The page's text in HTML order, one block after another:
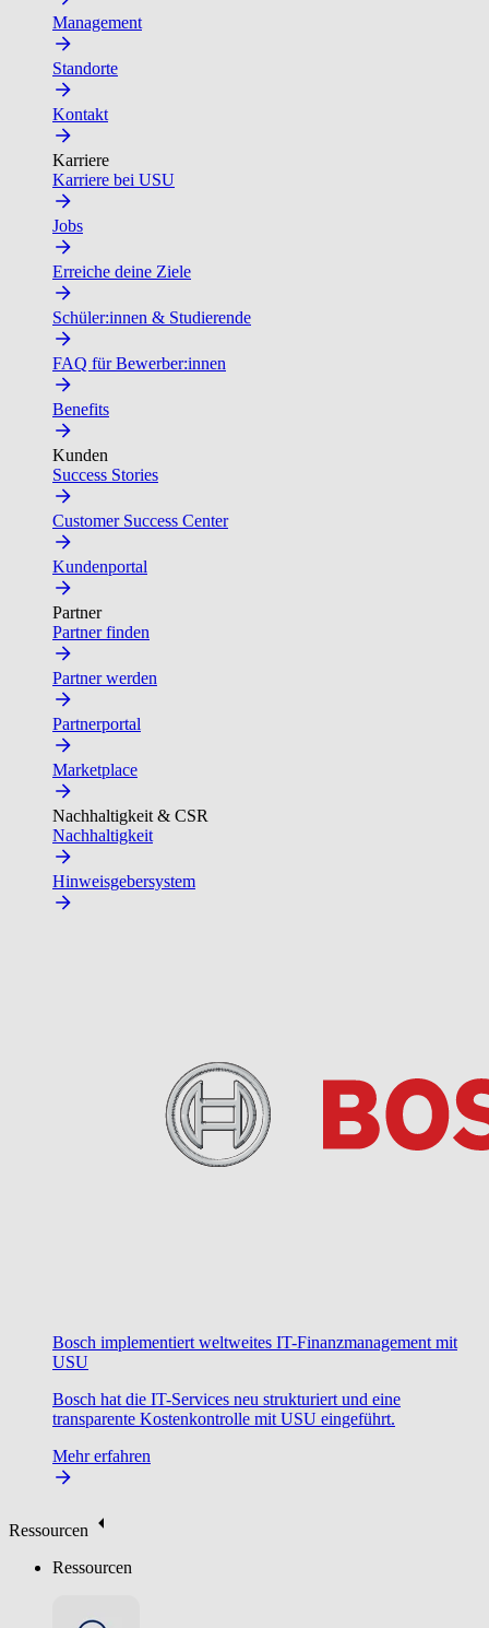
Management
Standorte
Kontakt
Karriere
Karriere bei USU
Jobs
Erreiche deine Ziele
Schüler:innen & Studierende
FAQ für Bewerber:innen
Benefits
Kunden
Success Stories
Customer Success Center
Kundenportal
Partner
Partner finden
Partner werden
Partnerportal
Marketplace
Nachhaltigkeit & CSR
Nachhaltigkeit
Hinweisgebersystem
Bosch implementiert weltweites IT-Finanzmanagement mit
USU
Bosch hat die IT-Services neu strukturiert und eine
transparente Kostenkontrolle mit USU eingeführt.
Mehr erfahren
Ressourcen
Ressourcen